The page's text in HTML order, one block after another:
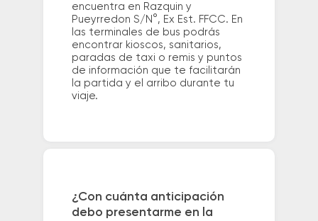
encuentra en Razquin y
Pueyrredon S/N°, Ex Est. FFCC. En
las terminales de bus podrás
encontrar kioscos, sanitarios,
paradas de taxi o remis y puntos
de información que te facilitarán
la partida y el arribo durante tu
viaje.
¿Con cuánta anticipación
debo presentarme en la